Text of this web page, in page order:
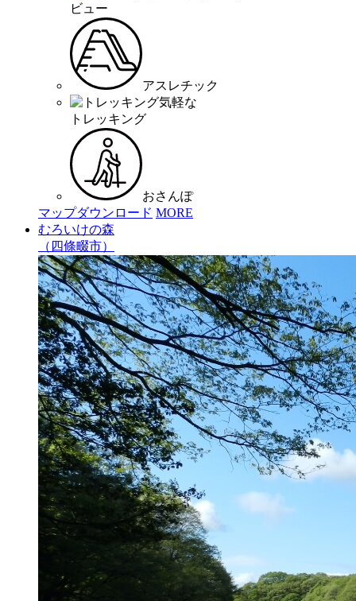
ビュー
アスレチック
気軽な
トレッキング
おさんぽ
マップダウンロード MORE
むろいけの森
（四條畷市）